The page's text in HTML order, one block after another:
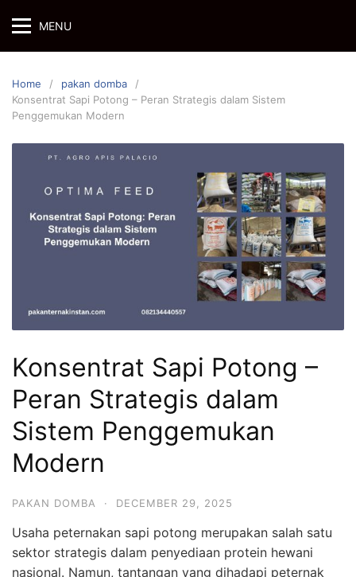
content
MENU
Home
pakan domba
Konsentrat Sapi Potong – Peran Strategis dalam Sistem
Penggemukan Modern
Konsentrat Sapi Potong –
Peran Strategis dalam
Sistem Penggemukan
Modern
PAKAN DOMBA · DECEMBER 29, 2025
Usaha peternakan sapi potong merupakan salah satu
sektor strategis dalam penyediaan protein hewani
nasional. Namun, tantangan yang dihadapi peternak